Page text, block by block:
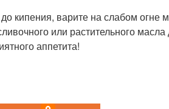
кипения, варите на слабом огне
или растительного масла
аппетита!